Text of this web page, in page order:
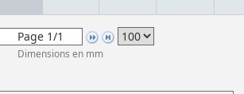
Dimensions en mm